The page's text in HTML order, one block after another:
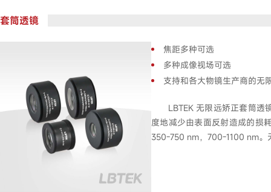
套筒透镜
焦距多种可选
多种成像视场可选
支持和各大物镜生产商的无
LBTEK 无限远矫正套筒透
度地减少由表面反射造成的损
350-750 nm，700-1100 nm。